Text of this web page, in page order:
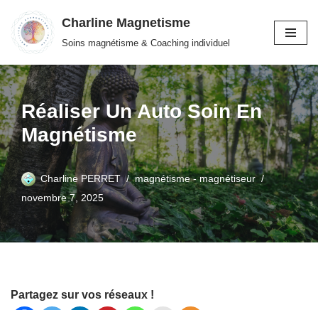
Aller
contenu
Charline Magnetisme
Soins magnétisme & Coaching individuel
Réaliser Un Auto Soin En
Magnétisme
Charline PERRET
magnétisme - magnétiseur
novembre 7, 2025
Partagez sur vos réseaux !